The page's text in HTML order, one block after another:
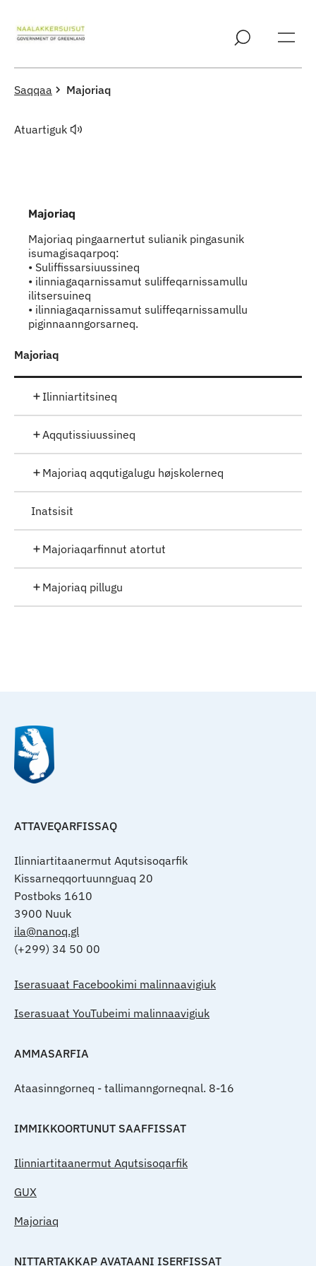
Saqqaa Majoriaq
Atuartiguk
Majoriaq
Majoriaq pingaarnertut sulianik pingasunik
isumagisaqarpoq:
• Suliffissarsiuussineq
• ilinniagaqarnissamut suliffeqarnissamullu
ilitsersuineq
• ilinniagaqarnissamut suliffeqarnissamullu
piginnaanngorsarneq.
Majoriaq
Ilinniartitsineq
Aqqutissiuussineq
Majoriaq aqqutigalugu højskolerneq
Inatsisit
Majoriaqarfinnut atortut
Majoriaq pillugu
ATTAVEQARFISSAQ
Ilinniartitaanermut Aqutsisoqarfik
Kissarneqqortuunnguaq 20
Postboks 1610
3900 Nuuk
ila@nanoq.gl
(+299) 34 50 00
Iserasuaat Facebookimi malinnaavigiuk
Iserasuaat YouTubeimi malinnaavigiuk
AMMASARFIA
Ataasinngorneq - tallimanngorneqnal. 8-16
IMMIKKOORTUNUT SAAFFISSAT
Ilinniartitaanermut Aqutsisoqarfik
GUX
Majoriaq
NITTARTAKKAP AVATAANI ISERFISSAT